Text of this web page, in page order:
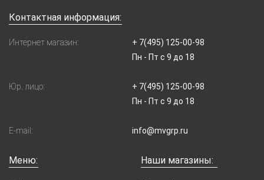
Контактная информация:
Интернет магазин:
+ 7(495) 125-00-98
Пн - Пт с 9 до 18
Юр. лицо:
+ 7(495) 125-00-98
Пн - Пт с 9 до 18
E-mail: info@mvgrp.ru
Меню: Наши магазины: